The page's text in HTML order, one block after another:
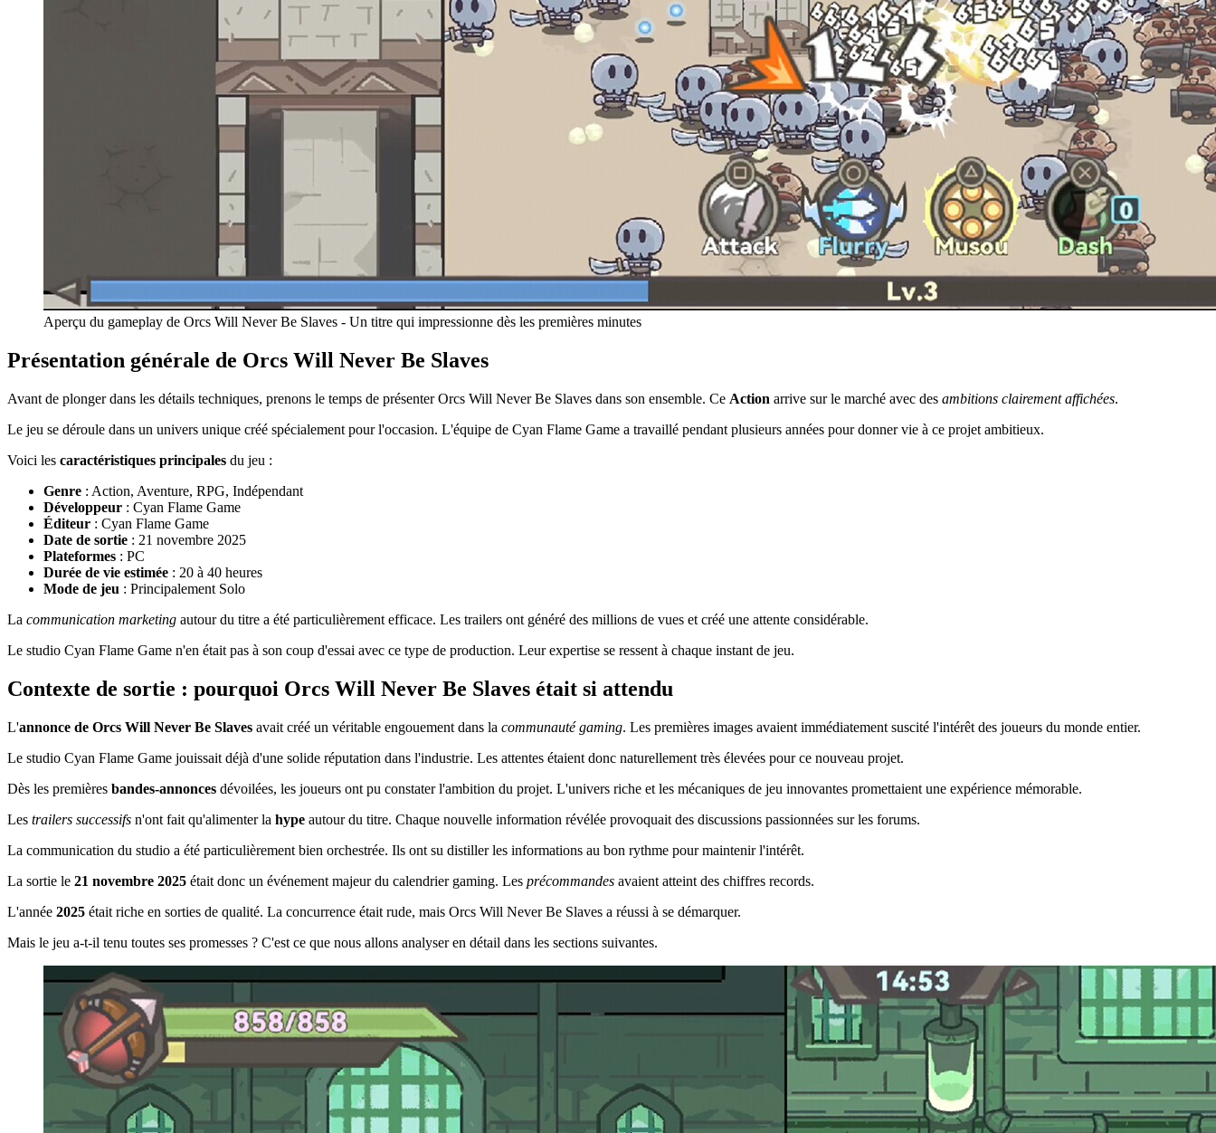
Aperçu du gameplay de Orcs Will Never Be Slaves - Un titre qui impressionne dès les premières minutes
Présentation générale de Orcs Will Never Be Slaves
Avant de plonger dans les détails techniques, prenons le temps de présenter Orcs Will Never Be Slaves dans son ensemble. Ce Action arrive sur le marché avec des ambitions clairement affichées.
Le jeu se déroule dans un univers unique créé spécialement pour l'occasion. L'équipe de Cyan Flame Game a travaillé pendant plusieurs années pour donner vie à ce projet ambitieux.
Voici les caractéristiques principales du jeu :
Genre : Action, Aventure, RPG, Indépendant
Développeur : Cyan Flame Game
Éditeur : Cyan Flame Game
Date de sortie : 21 novembre 2025
Plateformes : PC
Durée de vie estimée : 20 à 40 heures
Mode de jeu : Principalement Solo
La communication marketing autour du titre a été particulièrement efficace. Les trailers ont généré des millions de vues et créé une attente considérable.
Le studio Cyan Flame Game n'en était pas à son coup d'essai avec ce type de production. Leur expertise se ressent à chaque instant de jeu.
Contexte de sortie : pourquoi Orcs Will Never Be Slaves était si attendu
L'annonce de Orcs Will Never Be Slaves avait créé un véritable engouement dans la communauté gaming. Les premières images avaient immédiatement suscité l'intérêt des joueurs du monde entier.
Le studio Cyan Flame Game jouissait déjà d'une solide réputation dans l'industrie. Les attentes étaient donc naturellement très élevées pour ce nouveau projet.
Dès les premières bandes-annonces dévoilées, les joueurs ont pu constater l'ambition du projet. L'univers riche et les mécaniques de jeu innovantes promettaient une expérience mémorable.
Les trailers successifs n'ont fait qu'alimenter la hype autour du titre. Chaque nouvelle information révélée provoquait des discussions passionnées sur les forums.
La communication du studio a été particulièrement bien orchestrée. Ils ont su distiller les informations au bon rythme pour maintenir l'intérêt.
La sortie le 21 novembre 2025 était donc un événement majeur du calendrier gaming. Les précommandes avaient atteint des chiffres records.
L'année 2025 était riche en sorties de qualité. La concurrence était rude, mais Orcs Will Never Be Slaves a réussi à se démarquer.
Mais le jeu a-t-il tenu toutes ses promesses ? C'est ce que nous allons analyser en détail dans les sections suivantes.